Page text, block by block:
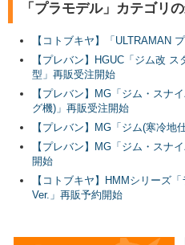
「プラモデル」カテゴリ
【コトブキヤ】「ULTRAMAN
【プレバン】HGUC「ジム改
型」再販受注開始
【プレバン】MG「ジム・スナ
グ機)」再販受注開始
【プレバン】MG「ジム(寒冷地
【プレバン】MG「ジム・スナ
開始
【コトブキヤ】HMMシリーズ
Ver.」再販予約開始